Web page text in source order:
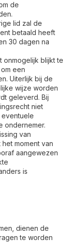
de
lid zal de
betaald heeft
30 dagen na
onmogelijk blijkt te
een
Uiterlijk bij de
wijze worden
geleverd. Bij
niet
ondernemer.
van
moment van
aangewezen
is
dienen de
te worden